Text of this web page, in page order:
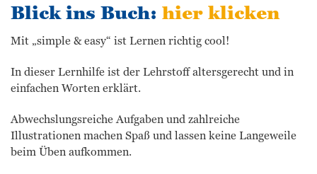
Blick ins Buch: hier klicken
Mit „simple & easy“ ist Lernen richtig cool!
In dieser Lernhilfe ist der Lehrstoff altersgerecht und in
einfachen Worten erklärt.
Abwechslungsreiche Aufgaben und zahlreiche
Illustrationen machen Spaß und lassen keine Langeweile
beim Üben aufkommen.